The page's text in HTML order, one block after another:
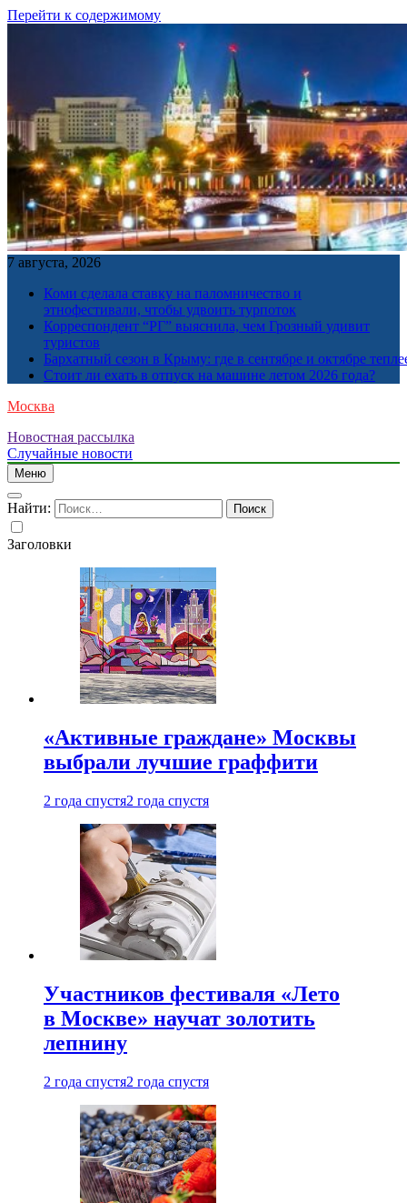
Перейти к содержимому
7 августа, 2026
Коми сделала ставку на паломничество и
этнофестивали, чтобы удвоить турпоток
Корреспондент “РГ” выяснила, чем Грозный удивит
туристов
Бархатный сезон в Крыму: где в сентябре и октябре
Стоит ли ехать в отпуск на машине летом 2026 года?
Москва
Новостная рассылка
Случайные новости
Меню
Найти:
Заголовки
«Активные граждане» Москвы
выбрали лучшие граффити
2 года спустя2 года спустя
Участников фестиваля «Лето
в Москве» научат золотить
лепнину
2 года спустя2 года спустя